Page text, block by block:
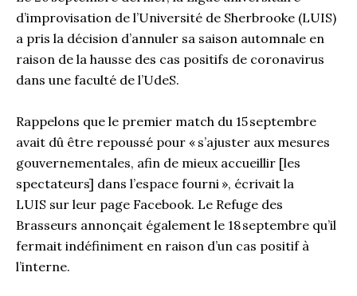
d’improvisation de l’Université de Sherbrooke (LUIS)
a pris la décision d’annuler sa saison automnale en
raison de la hausse des cas positifs de coronavirus
dans une faculté de l’UdeS.
Rappelons que le premier match du 15septembre
avait dû être repoussé pour « s’ajuster aux mesures
gouvernementales, afin de mieux accueillir [les
spectateurs] dans l’espace fourni », écrivait la
LUIS sur leur page Facebook. Le Refuge des
Brasseurs annonçait également le 18septembre qu’il
fermait indéfiniment en raison d’un cas positif à
l’interne.